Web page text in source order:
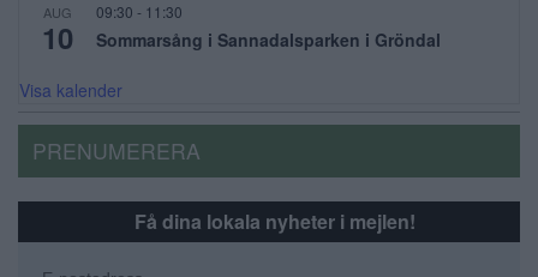
AUG
10
09:30 - 11:30
Sommarsång i Sannadalsparken i Gröndal
Visa kalender
PRENUMERERA
Få dina lokala nyheter i mejlen!